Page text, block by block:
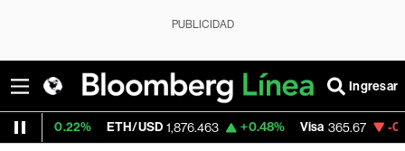
PUBLICIDAD
Ingresar
ETH/USD 1,876.463 +0.48% Visa 365.67 -0.13%